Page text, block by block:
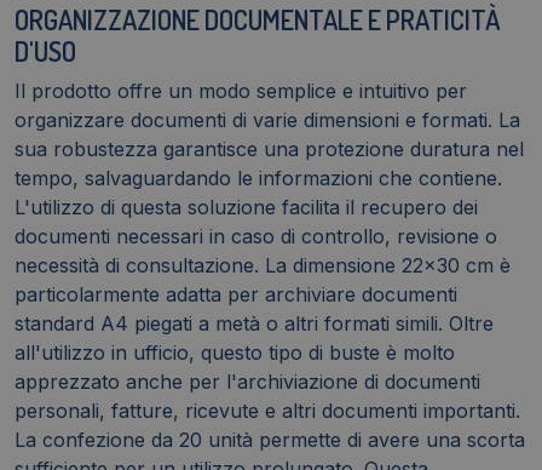
ORGANIZZAZIONE DOCUMENTALE E PRATICITÀ
D'USO
Il prodotto offre un modo semplice e intuitivo per
organizzare documenti di varie dimensioni e formati. La
sua robustezza garantisce una protezione duratura nel
tempo, salvaguardando le informazioni che contiene.
L'utilizzo di questa soluzione facilita il recupero dei
documenti necessari in caso di controllo, revisione o
necessità di consultazione. La dimensione 22x30 cm è
particolarmente adatta per archiviare documenti
standard A4 piegati a metà o altri formati simili. Oltre
all'utilizzo in ufficio, questo tipo di buste è molto
apprezzato anche per l'archiviazione di documenti
personali, fatture, ricevute e altri documenti importanti.
La confezione da 20 unità permette di avere una scorta